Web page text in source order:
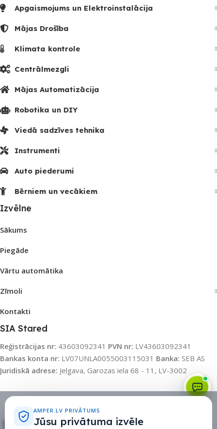
Apgaismojums un Elektroinstalācija
Mājas Drošība
Klimata kontrole
Centrālmezgli
Mājas Automatizācija
Robotika un DIY
Viedā sadzīves tehnika
Instrumenti
Auto piederumi
Bērniem un vecākiem
Izvēlne
Sākums
Piegāde
Vārtu automātika
Zīmoli
Kontakti
SIA Stared
Reģistrācijas nr: 43603092341 PVN nr: LV43603092341
Bankas konta nr: LV07UNLA0055003115031 Banka: SEB AS
Juridiskā adrese: Jelgava, Garozas iela 68 - 11, LV-3002
AMPER.LV PRIVĀTUMS
Jūsu privātuma izvēle